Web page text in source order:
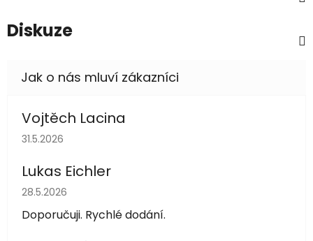
Diskuze
Vojtěch Lacina
Hodnocení obchodu je 5 z 5 hvězdiček.
31.5.2026
Lukas Eichler
Hodnocení obchodu je 5 z 5 hvězdiček.
28.5.2026
Doporučuji. Rychlé dodání.